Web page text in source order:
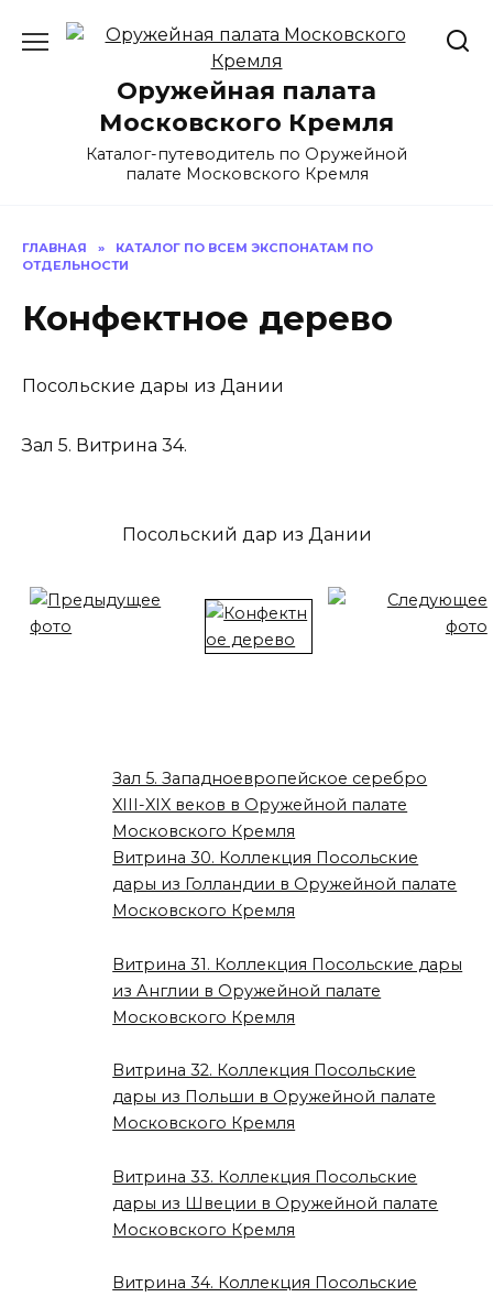
Оружейная палата
Московского Кремля
Каталог-путеводитель по Оружейной
палате Московского Кремля
ГЛАВНАЯ »
КАТАЛОГ ПО ВСЕМ ЭКСПОНАТАМ ПО
ОТДЕЛЬНОСТИ
Конфектное дерево
Посольские дары из Дании
Зал 5. Витрина 34.
Посольский дар из Дании
Зал 5. Западноевропейское серебро
XIII-XIX веков в Оружейной палате
Московского Кремля
Витрина 30. Коллекция Посольские
дары из Голландии в Оружейной палате
Московского Кремля
Витрина 31. Коллекция Посольские дары
из Англии в Оружейной палате
Московского Кремля
Витрина 32. Коллекция Посольские
дары из Польши в Оружейной палате
Московского Кремля
Витрина 33. Коллекция Посольские
дары из Швеции в Оружейной палате
Московского Кремля
Витрина 34. Коллекция Посольские